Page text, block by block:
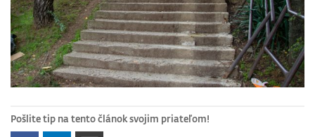
Pošlite tip na tento článok svojim priateľom!